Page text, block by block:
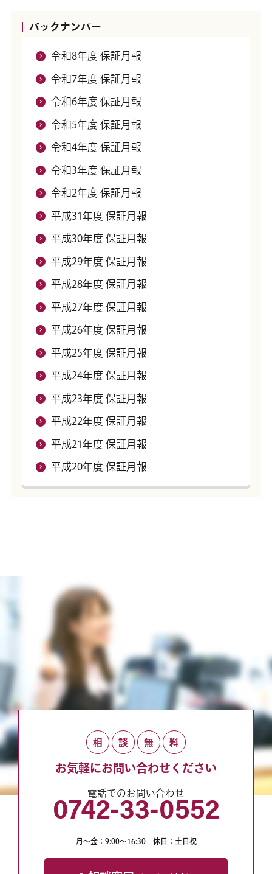
バックナンバー
令和8年度 保証月報
令和7年度 保証月報
令和6年度 保証月報
令和5年度 保証月報
令和4年度 保証月報
令和3年度 保証月報
令和2年度 保証月報
平成31年度 保証月報
平成30年度 保証月報
平成29年度 保証月報
平成28年度 保証月報
平成27年度 保証月報
平成26年度 保証月報
平成25年度 保証月報
平成24年度 保証月報
平成23年度 保証月報
平成22年度 保証月報
平成21年度 保証月報
平成20年度 保証月報
相 談 無 料
お気軽にお問い合わせください
電話でのお問い合わせ
0742-33-0552
月〜金：9:00〜16:30休日：土日祝